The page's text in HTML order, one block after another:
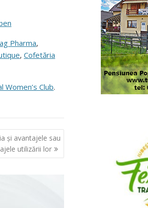
Pharma,
, Cofetăria
Women’s Club.
și avantajele sau
utilizării lor